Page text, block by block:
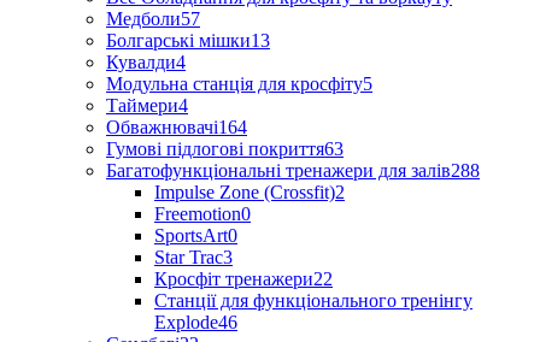
Медболи57
Болгарські мішки13
Кувалди4
Модульна станція для кросфіту5
Таймери4
Обважнювачі164
Гумові підлогові покриття63
Багатофункціональні тренажери для залів288
Impulse Zone (Crossfit)2
Freemotion0
SportsArt0
Star Trac3
Кросфіт тренажери22
Станції для функціонального тренінгу
Explode46